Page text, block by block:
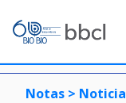
Notas > Noticia